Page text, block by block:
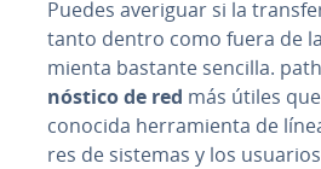
Puedes averiguar si la
tanto dentro como fuera de
mie­n­ta bastante sencilla.
nó­s­ti­co de red más útiles
conocida he­rra­mie­n­ta de
res de sistemas y los